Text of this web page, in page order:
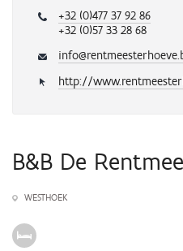
een
activiteit
toe
je
+32 (0)477 37 92 86
+32 (0)57 33 28 68
http://
B&B De
WESTHOEK